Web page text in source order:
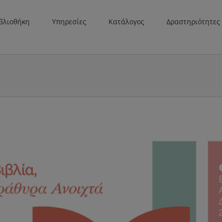
Υπηρεσίες Κατάλογος Δραστηριότητες